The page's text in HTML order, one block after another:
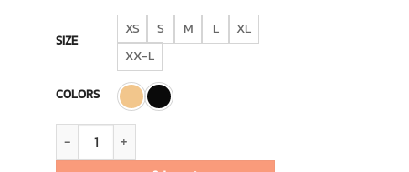
SIZE
XS S M L
XL
XX-L
COLORS
จำนวน I Cheer Support Bra รุ่น Power Net Extra ชิ้น